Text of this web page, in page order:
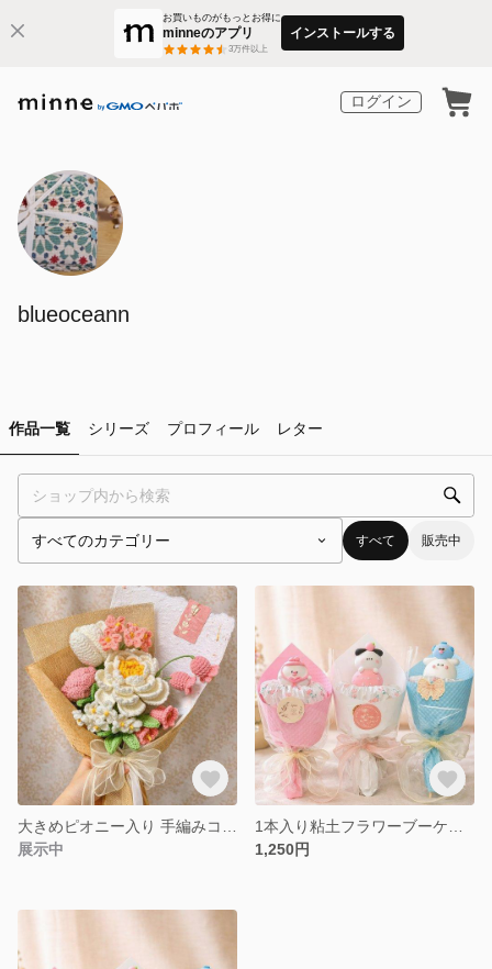
お買いものがもっとお得に
minneのアプリ
3万件以上
インストールする
ログイン
blueoceann
作品一覧 シリーズ プロフィール レター
すべて 販売中
展示中
1,250円